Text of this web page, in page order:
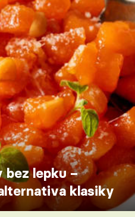
lepku –
klasiky